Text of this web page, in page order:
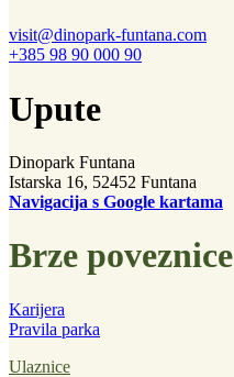
visit@dinopark-funtana.com
+385 98 90 000 90
Upute
Dinopark Funtana
Istarska 16, 52452 Funtana
Navigacija s Google kartama
Brze poveznice
Karijera
Pravila parka
Ulaznice